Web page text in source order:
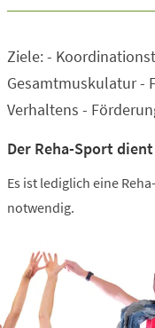
Ziele: -
Gesamtmuskulatur -
Verhaltens -
Der Reha-Sport
Es ist lediglich eine
notwendig.